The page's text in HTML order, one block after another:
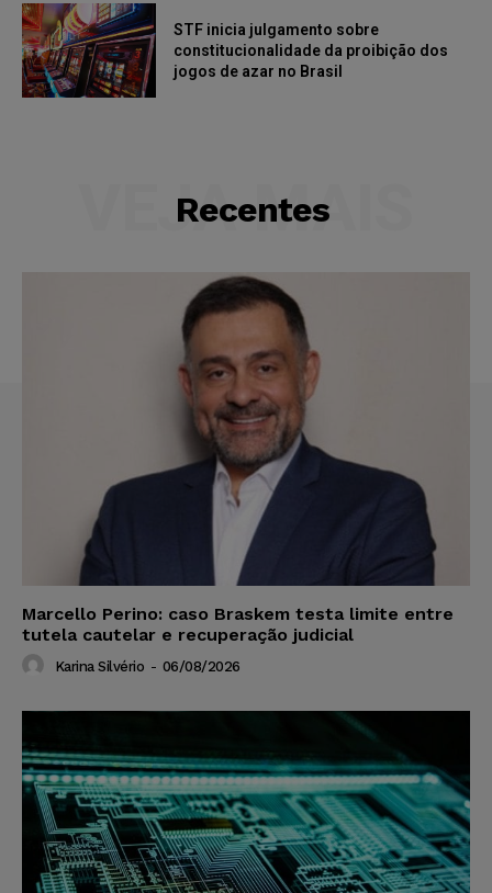
STF inicia julgamento sobre
constitucionalidade da proibição dos
jogos de azar no Brasil
Recentes
VEJA MAIS
Marcello Perino: caso Braskem testa limite entre
tutela cautelar e recuperação judicial
Karina Silvério - 06/08/2026